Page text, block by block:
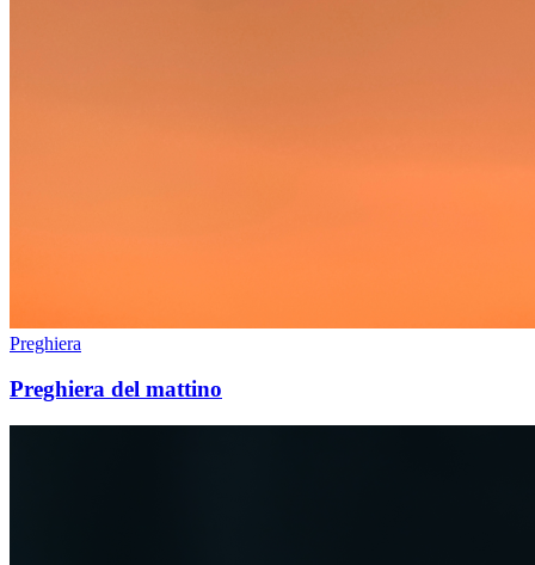
Preghiera
Preghiera del mattino